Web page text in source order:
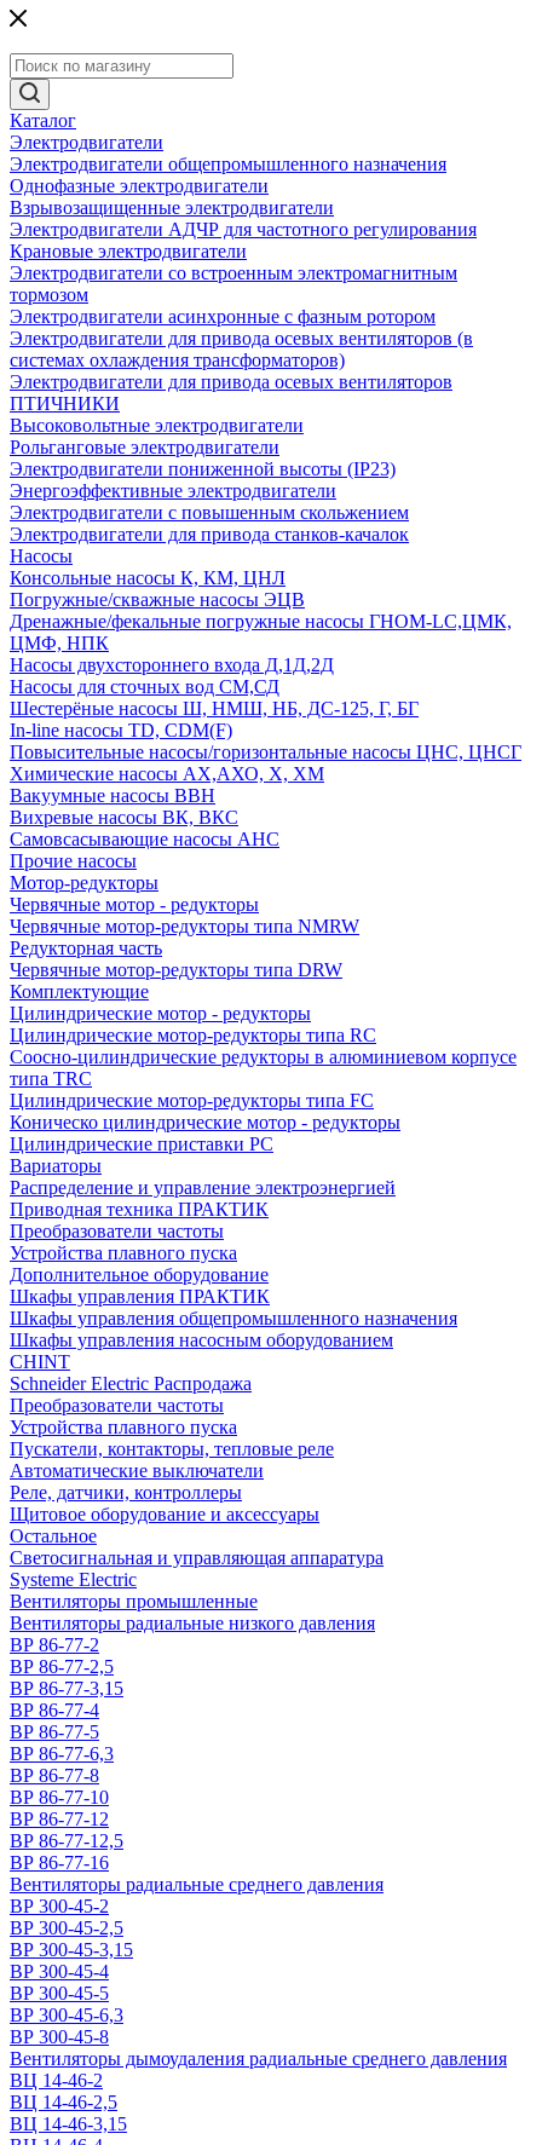
Каталог
Электродвигатели
Электродвигатели общепромышленного назначения
Однофазные электродвигатели
Взрывозащищенные электродвигатели
Электродвигатели АДЧР для частотного регулирования
Крановые электродвигатели
Электродвигатели со встроенным электромагнитным
тормозом
Электродвигатели асинхронные с фазным ротором
Электродвигатели для привода осевых вентиляторов (в
системах охлаждения трансформаторов)
Электродвигатели для привода осевых вентиляторов
ПТИЧНИКИ
Высоковольтные электродвигатели
Рольганговые электродвигатели
Электродвигатели пониженной высоты (IP23)
Энергоэффективные электродвигатели
Электродвигатели с повышенным скольжением
Электродвигатели для привода станков-качалок
Насосы
Консольные насосы К, КМ, ЦНЛ
Погружные/скважные насосы ЭЦВ
Дренажные/фекальные погружные насосы ГНОМ-LC,ЦМК,
ЦМФ, НПК
Насосы двухстороннего входа Д,1Д,2Д
Насосы для сточных вод СМ,СД
Шестерёные насосы Ш, НМШ, НБ, ДС-125, Г, БГ
In-line насосы TD, CDM(F)
Повысительные насосы/горизонтальные насосы ЦНС, ЦНСГ
Химические насосы АХ,АХО, Х, ХМ
Вакуумные насосы ВВН
Вихревые насосы ВК, ВКС
Самовсасывающие насосы АНС
Прочие насосы
Мотор-редукторы
Червячные мотор - редукторы
Червячные мотор-редукторы типа NMRW
Редукторная часть
Червячные мотор-редукторы типа DRW
Комплектующие
Цилиндрические мотор - редукторы
Цилиндрические мотор-редукторы типа RC
Соосно-цилиндрические редукторы в алюминиевом корпусе
типа TRC
Цилиндрические мотор-редукторы типа FC
Коническо цилиндрические мотор - редукторы
Цилиндрические приставки PC
Вариаторы
Распределение и управление электроэнергией
Приводная техника ПРАКТИК
Преобразователи частоты
Устройства плавного пуска
Дополнительное оборудование
Шкафы управления ПРАКТИК
Шкафы управления общепромышленного назначения
Шкафы управления насосным оборудованием
CHINT
Schneider Electric Распродажа
Преобразователи частоты
Устройства плавного пуска
Пускатели, контакторы, тепловые реле
Автоматические выключатели
Реле, датчики, контроллеры
Щитовое оборудование и аксессуары
Остальное
Светосигнальная и управляющая аппаратура
Systeme Electric
Вентиляторы промышленные
Вентиляторы радиальные низкого давления
ВР 86-77-2
ВР 86-77-2,5
ВР 86-77-3,15
ВР 86-77-4
ВР 86-77-5
ВР 86-77-6,3
ВР 86-77-8
ВР 86-77-10
ВР 86-77-12
ВР 86-77-12,5
ВР 86-77-16
Вентиляторы радиальные среднего давления
ВР 300-45-2
ВР 300-45-2,5
ВР 300-45-3,15
ВР 300-45-4
ВР 300-45-5
ВР 300-45-6,3
ВР 300-45-8
Вентиляторы дымоудаления радиальные среднего давления
ВЦ 14-46-2
ВЦ 14-46-2,5
ВЦ 14-46-3,15